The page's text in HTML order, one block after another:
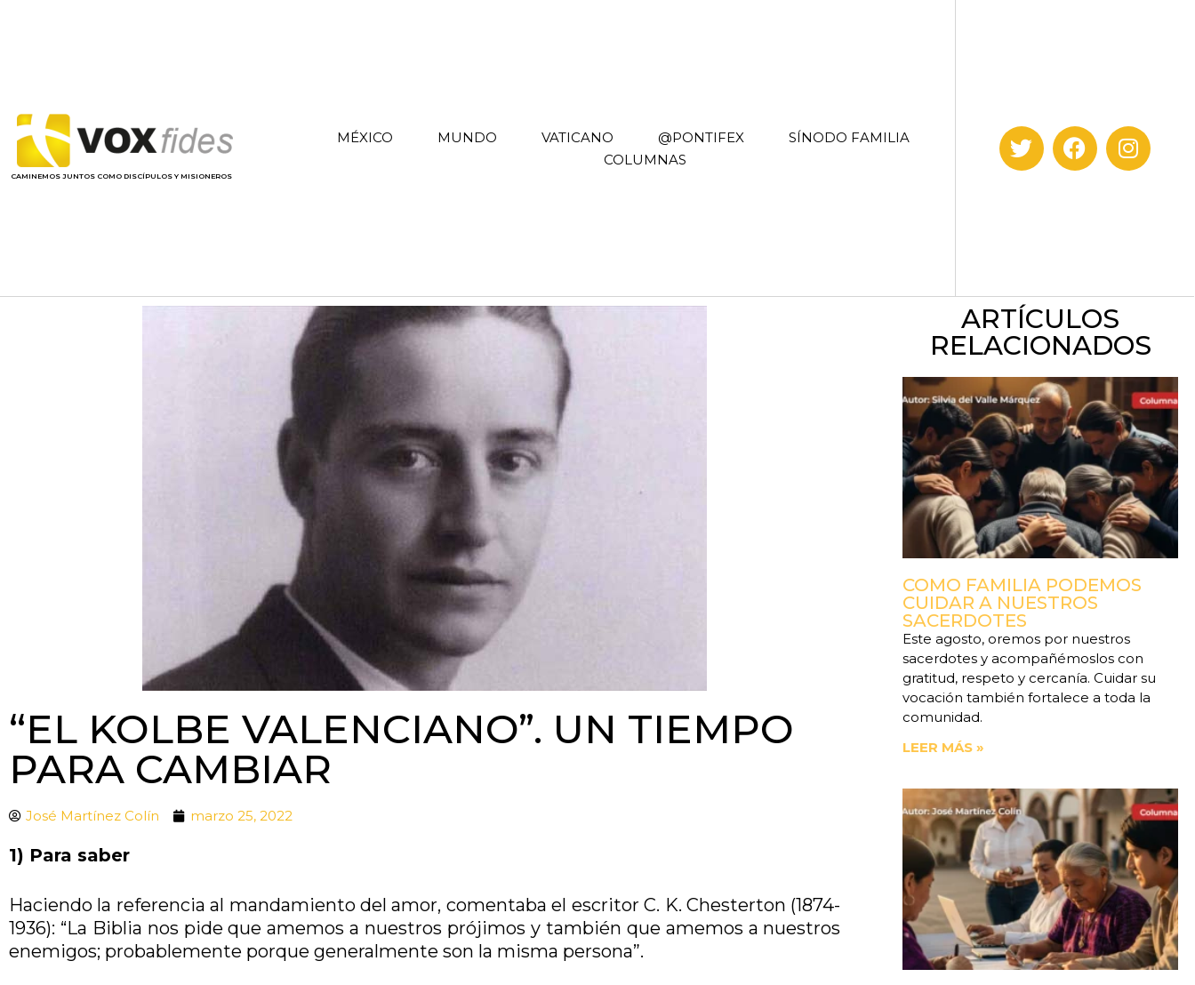
CAMINEMOS JUNTOS COMO DISCÍPULOS Y MISIONEROS
MÉXICO MUNDO VATICANO @PONTIFEX
SÍNODO FAMILIA
COLUMNAS
“EL KOLBE VALENCIANO”. UN TIEMPO
PARA CAMBIAR
José Martínez Colín marzo 25, 2022
1) Para saber
Haciendo la referencia al mandamiento del amor, comentaba el escritor C. K. Chesterton (1874-
1936): “La Biblia nos pide que amemos a nuestros prójimos y también que amemos a nuestros
enemigos; probablemente porque generalmente son la misma persona”.
ARTÍCULOS
RELACIONADOS
COMO FAMILIA PODEMOS
CUIDAR A NUESTROS
SACERDOTES
Este agosto, oremos por nuestros
sacerdotes y acompañémoslos con
gratitud, respeto y cercanía. Cuidar su
vocación también fortalece a toda la
comunidad.
LEER MÁS »